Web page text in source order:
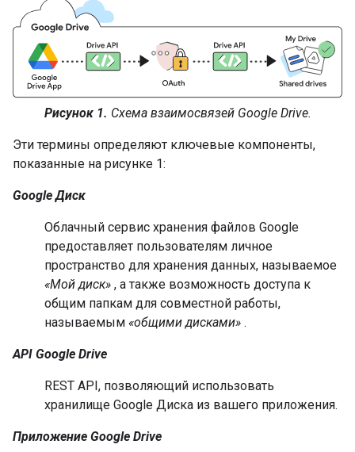
Рисунок 1. Схема взаимосвязей Google Drive.
Эти термины определяют ключевые компоненты,
показанные на рисунке 1:
Google Диск
Облачный сервис хранения файлов Google
предоставляет пользователям личное
пространство для хранения данных, называемое
«Мой диск» , а также возможность доступа к
общим папкам для совместной работы,
называемым «общими дисками» .
API Google Drive
REST API, позволяющий использовать
хранилище Google Диска из вашего приложения.
Приложение Google Drive